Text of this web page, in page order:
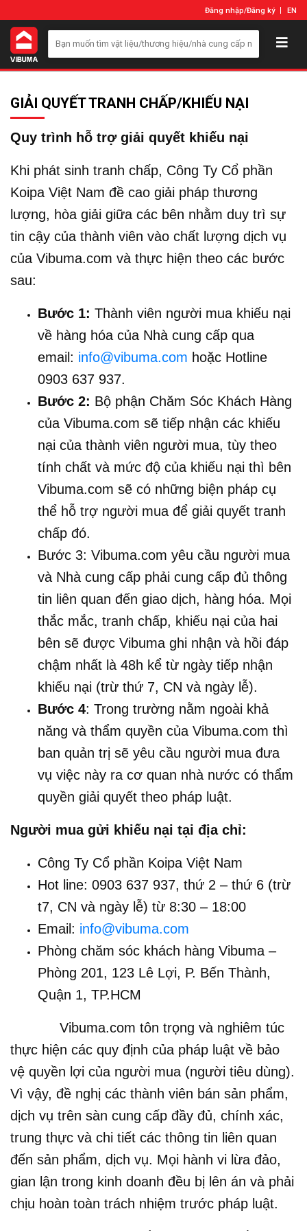
Đăng nhập/Đăng ký EN
GIẢI QUYẾT TRANH CHẤP/KHIẾU NẠI
Quy trình hỗ trợ giải quyết khiếu nại
Khi phát sinh tranh chấp, Công Ty Cổ phần
Koipa Việt Nam đề cao giải pháp thương
lượng, hòa giải giữa các bên nhằm duy trì sự
tin cậy của thành viên vào chất lượng dịch vụ
của Vibuma.com và thực hiện theo các bước
sau:
Bước 1: Thành viên người mua khiếu nại
về hàng hóa của Nhà cung cấp qua
email: info@vibuma.com hoặc Hotline
0903 637 937.
Bước 2: Bộ phận Chăm Sóc Khách Hàng
của Vibuma.com sẽ tiếp nhận các khiếu
nại của thành viên người mua, tùy theo
tính chất và mức độ của khiếu nại thì bên
Vibuma.com sẽ có những biện pháp cụ
thể hỗ trợ người mua để giải quyết tranh
chấp đó.
Bước 3: Vibuma.com yêu cầu người mua
và Nhà cung cấp phải cung cấp đủ thông
tin liên quan đến giao dịch, hàng hóa. Mọi
thắc mắc, tranh chấp, khiếu nại của hai
bên sẽ được Vibuma ghi nhận và hồi đáp
chậm nhất là 48h kể từ ngày tiếp nhận
khiếu nại (trừ thứ 7, CN và ngày lễ).
Bước 4: Trong trường nằm ngoài khả
năng và thẩm quyền của Vibuma.com thì
ban quản trị sẽ yêu cầu người mua đưa
vụ việc này ra cơ quan nhà nước có thẩm
quyền giải quyết theo pháp luật.
Người mua gửi khiếu nại tại địa chỉ:
Công Ty Cổ phần Koipa Việt Nam
Hot line: 0903 637 937, thứ 2 – thứ 6 (trừ
t7, CN và ngày lễ) từ 8:30 – 18:00
Email: info@vibuma.com
Phòng chăm sóc khách hàng Vibuma –
Phòng 201, 123 Lê Lợi, P. Bến Thành,
Quận 1, TP.HCM
Vibuma.com tôn trọng và nghiêm túc
thực hiện các quy định của pháp luật về bảo
vệ quyền lợi của người mua (người tiêu dùng).
Vì vậy, đề nghị các thành viên bán sản phẩm,
dịch vụ trên sàn cung cấp đầy đủ, chính xác,
trung thực và chi tiết các thông tin liên quan
đến sản phẩm, dịch vụ. Mọi hành vi lừa đảo,
gian lận trong kinh doanh đều bị lên án và phải
chịu hoàn toàn trách nhiệm trước pháp luật.